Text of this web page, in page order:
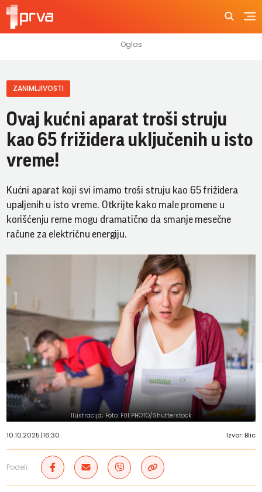
ZANIMLJIVOSTI
Ovaj kućni aparat troši struju
kao 65 frižidera uključenih u isto
vreme!
Kućni aparat koji svi imamo troši struju kao 65 frižidera
upaljenih u isto vreme. Otkrijte kako male promene u
korišćenju rerne mogu dramatično da smanje mesečne
račune za električnu energiju.
Ilustracija; Foto: F01 PHOTO/Shutterstock
10.10.2025.|16:30 Izvor: Blic
Podeli: